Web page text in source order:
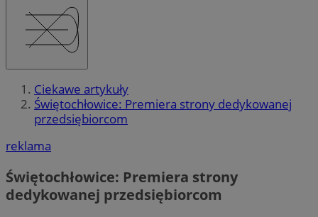
Ciekawe artykuły
Świętochłowice: Premiera strony dedykowanej
przedsiębiorcom
reklama
Świętochłowice: Premiera strony
dedykowanej przedsiębiorcom